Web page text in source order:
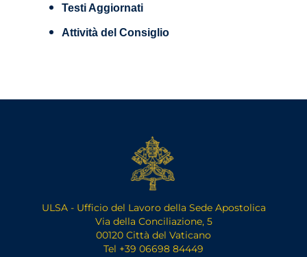
Testi Aggiornati
Attività del Consiglio
ULSA - Ufficio del Lavoro della Sede Apostolica
Via della Conciliazione, 5
00120 Città del Vaticano
Tel +39 06698 84449